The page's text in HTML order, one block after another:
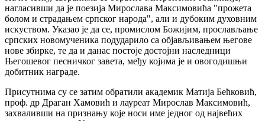
нагласивши да је поезија Мирослава Максимовића "прожета
болом и страдањем српског народа", али и дубоким духовним
искуством. Указао је да се, промислом Божијим, прослављање
српских новомученика подударило са објављивањем његове
нове збирке, те да и данас постоје достојни наследници
Његошевог песничког завета, међу којима је и овогодишњи
добитник награде.
Присутнима су се затим обратили академик Матија Бећковић,
проф. др Драган Хамовић и лауреат Мирослав Максимовић,
захваливши на признању које носи име једног од највећих